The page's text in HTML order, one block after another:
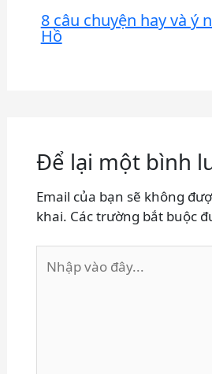
8 câu chuyện hay và ý
Hồ
Để lại một bình
Email của bạn sẽ không
khai. Các trường bắt buộc
vào